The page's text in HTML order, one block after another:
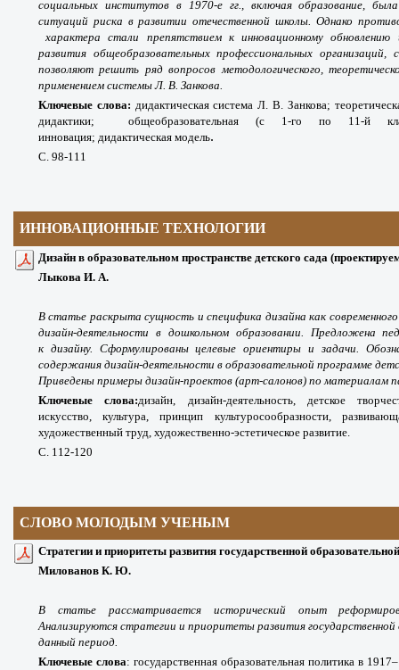
социальных институтов в 1970-е гг., включая образование,
ситуаций риска в развитии отечественной школы. Однако
характера стали препятствием к инновационному обновлению
развития общеобразовательных профессиональных организаций,
позволяют решить ряд вопросов методологического,
применением системы Л. В. Занкова.
Ключевые слова: дидактическая система Л. В. Занкова;
дидактики; общеобразовательная (с 1-го по 11-й
инновация; дидактическая модель.
С. 98-111
ИННОВАЦИОННЫЕ ТЕХНОЛОГИИ
Дизайн в образовательном пространстве детского сада
Лыкова И. А.
В статье раскрыта сущность и специфика дизайна как
дизайн-деятельности в дошкольном образовании. Предложена
к дизайну. Сформулированы целевые ориентиры и задачи.
содержания дизайн-деятельности в образовательной программе
Приведены примеры дизайн-проектов (арт-салонов) по материалам
Ключевые слова:дизайн, дизайн-деятельность, детское
искусство, культура, принцип культуросообразности,
художественный труд, художественно-эстетическое развитие.
С. 112-120
СЛОВО МОЛОДЫМ УЧЕНЫМ
Стратегии и приоритеты развития государственной
Милованов К. Ю.
В статье рассматривается исторический опыт
Анализируются стратегии и приоритеты развития государственной
данный период.
Ключевые слова: государственная образовательная политика в